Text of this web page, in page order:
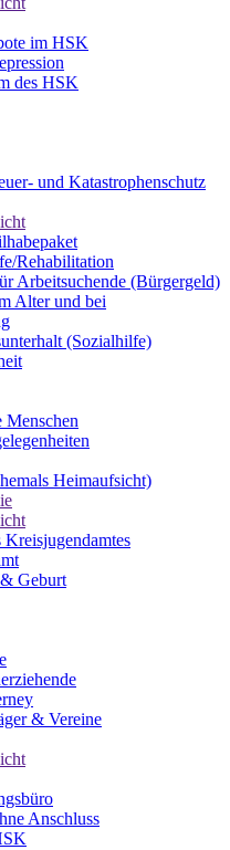
im HSK
des HSK
und Katastrophenschutz
Rehabilitation
Arbeitsuchende (Bürgergeld)
Alter und bei
(Sozialhilfe)
Menschen
Heimaufsicht)
Geburt
& Vereine
Anschluss